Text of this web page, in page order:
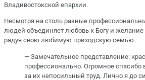
Владивостокской епархии.
Несмотря на столь разные
людей объединяет любовь к Богу и желание
радуя свою любимую приходскую семью.
— Замечательное представление:
профессионально. Огромное спасибо
за их непосильный труд. Лично я до